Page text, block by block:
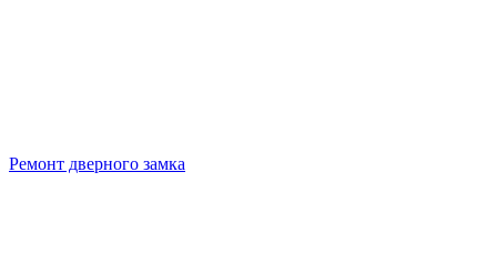
Ремонт дверного замка